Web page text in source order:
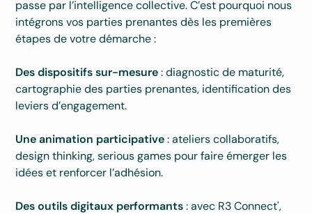
passe par l’intelligence collective. C’est pourquoi nous
intégrons vos parties prenantes dès les premières
étapes de votre démarche :
Des dispositifs sur-mesure: diagnostic de maturité,
cartographie des parties prenantes, identification des
leviers d’engagement.
Une animation participative: ateliers collaboratifs,
design thinking, serious games pour faire émerger les
idées et renforcer l’adhésion.
Des outils digitaux performants: avec R3 Connect',